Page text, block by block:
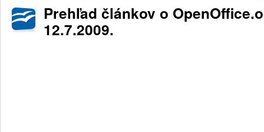
Prehľad článkov o
12.7.2009.